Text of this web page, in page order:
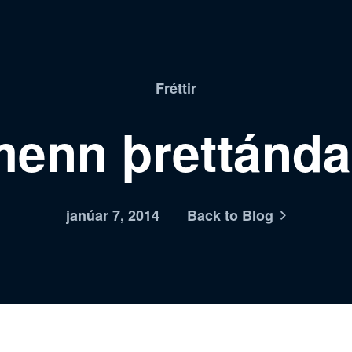
Fréttir
janúar 7, 2014 Back to Blog